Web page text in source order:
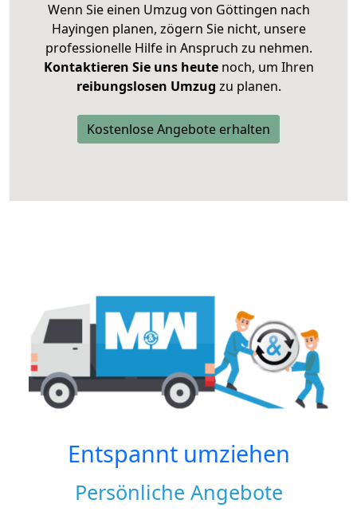
Wenn Sie einen Umzug von Göttingen nach
Hayingen planen, zögern Sie nicht, unsere
professionelle Hilfe in Anspruch zu nehmen.
Kontaktieren Sie uns heutenoch, um Ihren
reibungslosen Umzug zu planen.
Kostenlose Angebote erhalten
Entspannt umziehen
Persönliche Angebote